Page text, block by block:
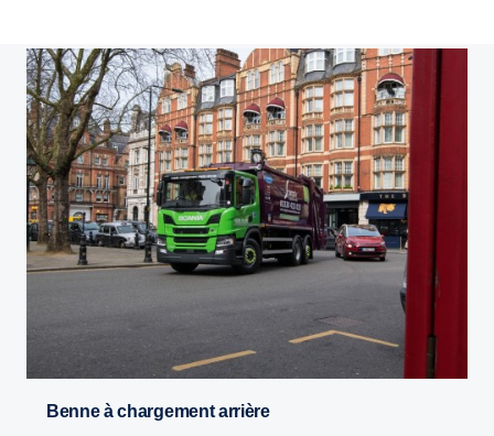
Benne à chargement arrière